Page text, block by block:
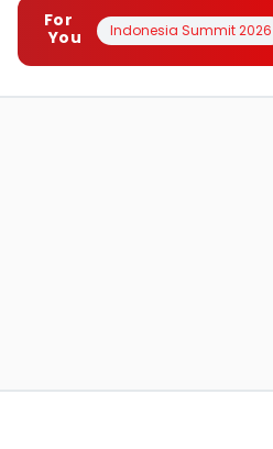
For
You
Indonesia Summit 2026